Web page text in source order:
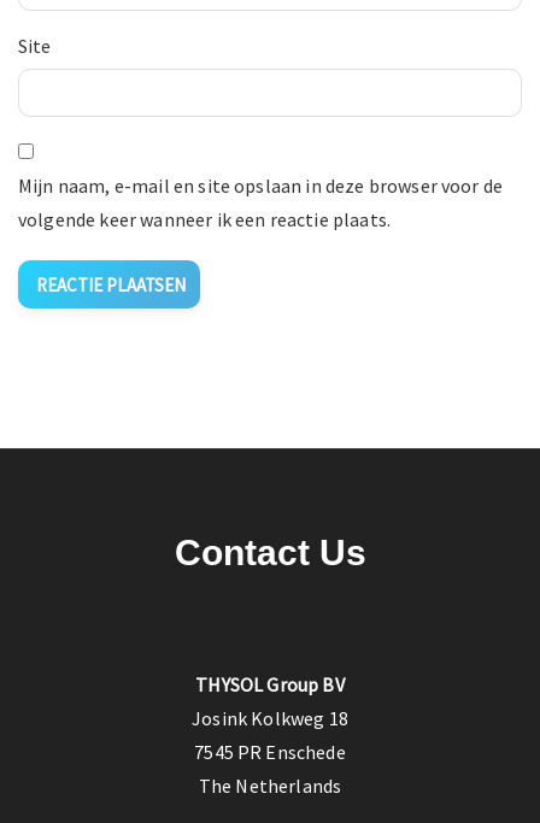
Site
Mijn naam, e-mail en site opslaan in deze browser voor de
volgende keer wanneer ik een reactie plaats.
Contact Us
THYSOL Group BV
Josink Kolkweg 18
7545 PR Enschede
The Netherlands